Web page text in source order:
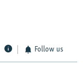
Follow us